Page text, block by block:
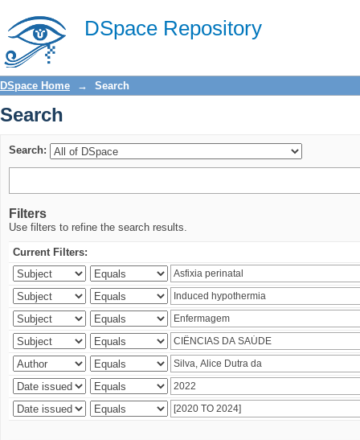
DSpace Repository
Search
DSpace Home → Search
Search
Search:
Filters
Use filters to refine the search results.
Current Filters: